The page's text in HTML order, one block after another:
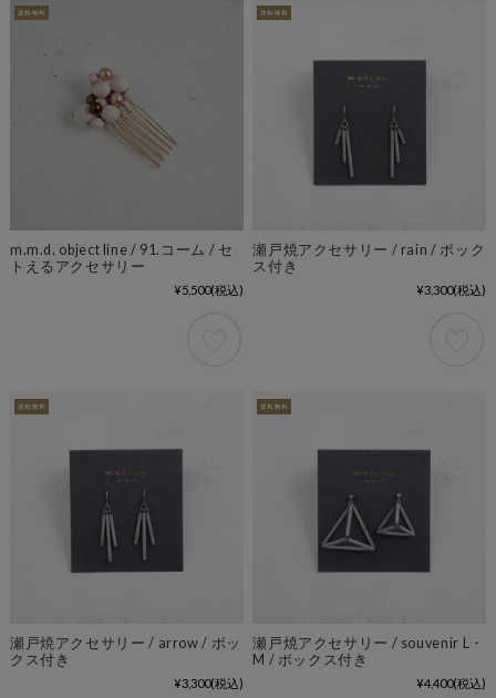
m.m.d. object line / 91.コーム / セ
トえるアクセサリー
¥5,500(税込)
瀬戸焼アクセサリー / rain / ボック
ス付き
¥3,300(税込)
瀬戸焼アクセサリー / arrow / ボッ
クス付き
¥3,300(税込)
瀬戸焼アクセサリー / souvenir L・
M / ボックス付き
¥4,400(税込)